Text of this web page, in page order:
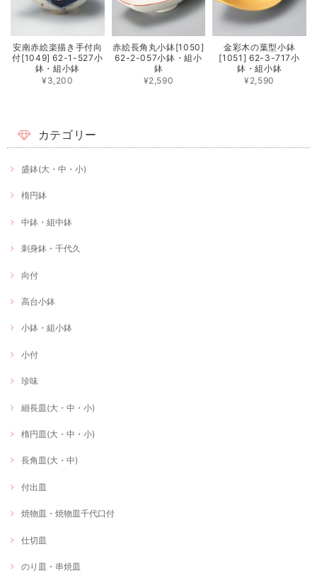
安南赤絵楽描き手付向
付[1049] 62-1-527小
鉢・組小鉢
¥3,200
赤絵長角丸小鉢[1050]
62-2-057小鉢・組小
鉢
¥2,590
金彩木の葉型小鉢
[1051] 62-3-717小
鉢・組小鉢
¥2,590
カテゴリー
盛鉢(大・中・小)
楕円鉢
中鉢・組中鉢
刺身鉢・千代久
向付
高台小鉢
小鉢・組小鉢
小付
珍味
細長皿(大・中・小)
楕円皿(大・中・小)
長角皿(大・中)
付出皿
焼物皿・焼物皿千代口付
仕切皿
のり皿・串焼皿